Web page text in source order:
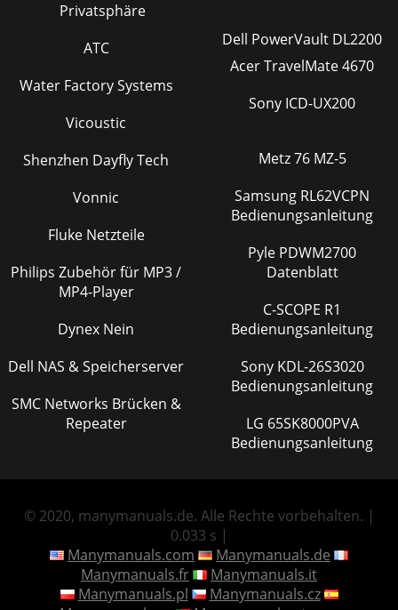
Privatsphäre
ATC
Water Factory Systems
Vicoustic
Shenzhen Dayfly Tech
Vonnic
Fluke Netzteile
Philips Zubehör für MP3 /
MP4-Player
Dynex Nein
Dell NAS & Speicherserver
SMC Networks Brücken &
Repeater
Dell PowerVault DL2200
Acer TravelMate 4670
Sony ICD-UX200
Metz 76 MZ-5
Samsung RL62VCPN
Bedienungsanleitung
Pyle PDWM2700
Datenblatt
C-SCOPE R1
Bedienungsanleitung
Sony KDL-26S3020
Bedienungsanleitung
LG 65SK8000PVA
Bedienungsanleitung
© 2020, manymanuals.de. Alle Rechte vorbehalten. |
0.033 s |
Manymanuals.com
Manymanuals.de
Manymanuals.fr
Manymanuals.it
Manymanuals.pl
Manymanuals.cz